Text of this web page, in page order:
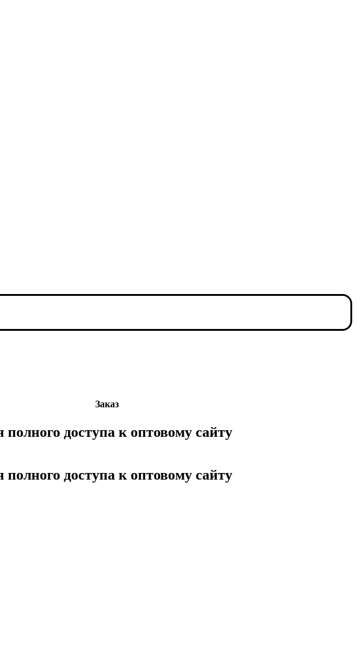
Заказ
полного доступа к оптовому сайту
полного доступа к оптовому сайту